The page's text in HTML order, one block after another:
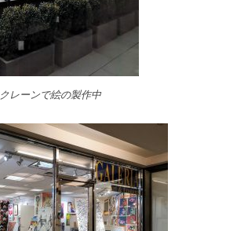
クレーンで絵の製作中